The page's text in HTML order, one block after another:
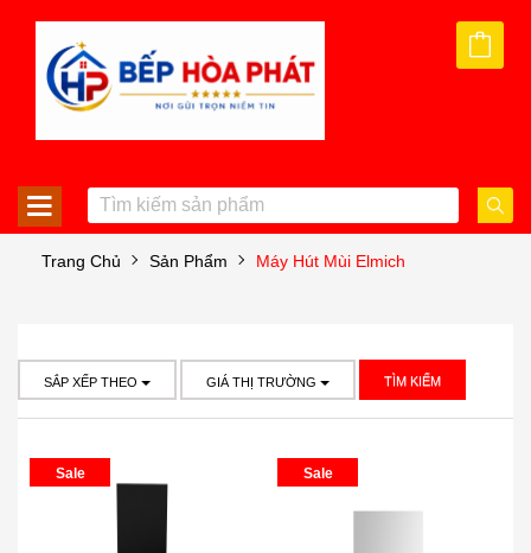
Trang Chủ Sản Phẩm Máy Hút Mùi Elmich
SẮP XẾP THEO GIÁ THỊ TRƯỜNG TÌM KIẾM
Sale Sale